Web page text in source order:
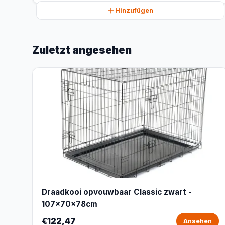
Hinzufügen
Zuletzt angesehen
Draadkooi opvouwbaar Classic zwart -
107x70x78cm
€122,47 Ansehen